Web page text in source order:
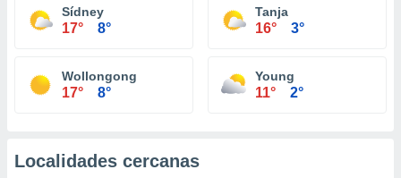
Sídney
17° 8°
Tanja
16° 3°
Wollongong
17° 8°
Young
11° 2°
Localidades cercanas